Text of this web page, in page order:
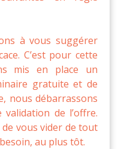
à vous suggérer
C’est pour cette
mis en place un
gratuite et de
nous débarrassons
de l’offre.
de vous vider de tout
au plus tôt.